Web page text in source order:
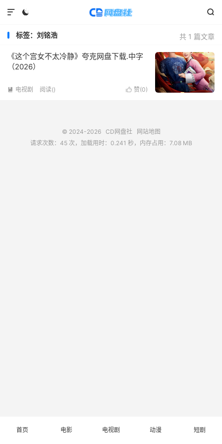
 

共 1 篇文章
标签：刘铭浩
《这个宫女不太冷静》夸克网盘下载.中字
（2026）
 赞(0)
 电视剧 阅读()
© 2024-2026 CD网盘社
网站地图
请求次数：45 次，加载用时：0.241 秒，内存占用：7.08 MB
首页 电影 电视剧 动漫 短剧